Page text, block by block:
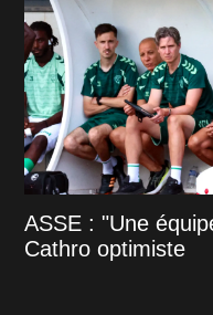
ASSE : "Une
Cathro optimiste